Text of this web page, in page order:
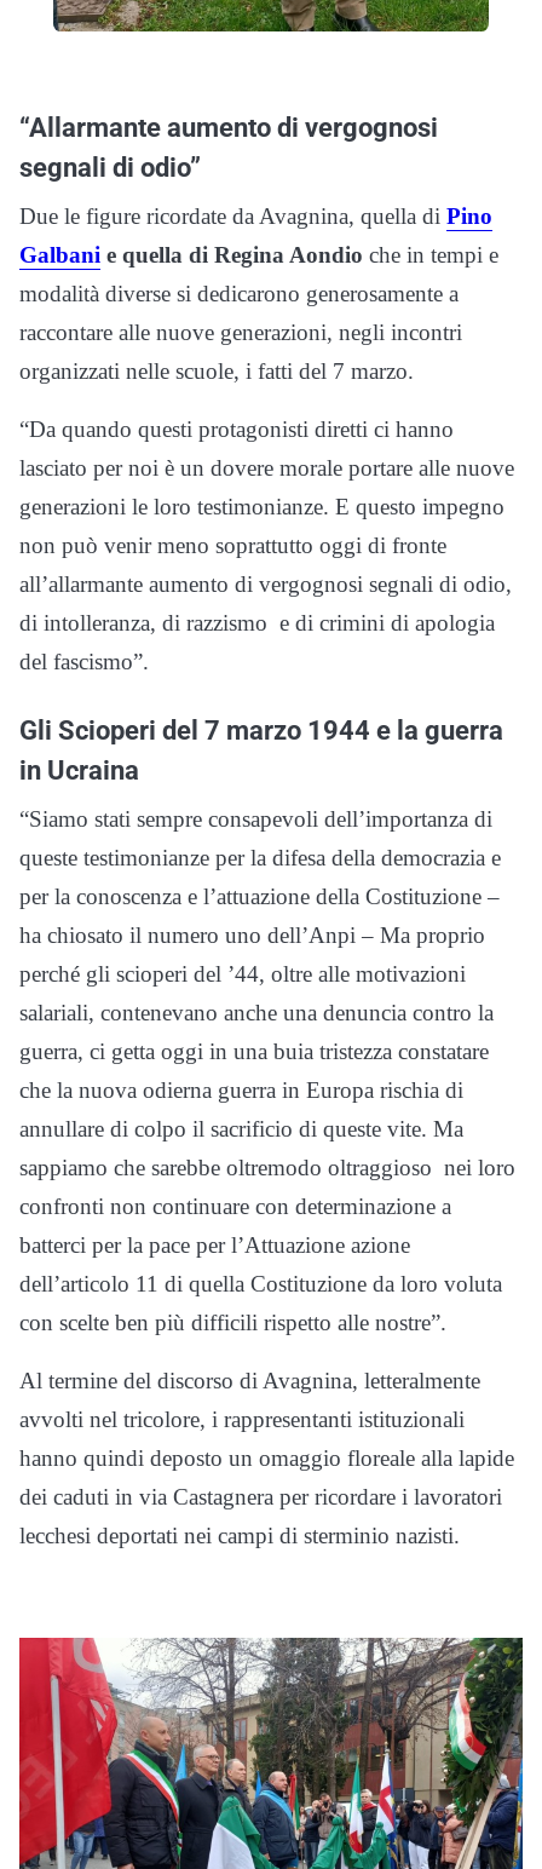
“Allarmante aumento di vergognosi
segnali di odio”
Due le figure ricordate da Avagnina, quella di Pino
Galbani e quella di Regina Aondio che in tempi e
modalità diverse si dedicarono generosamente a
raccontare alle nuove generazioni, negli incontri
organizzati nelle scuole, i fatti del 7 marzo.
“Da quando questi protagonisti diretti ci hanno
lasciato per noi è un dovere morale portare alle nuove
generazioni le loro testimonianze. E questo impegno
non può venir meno soprattutto oggi di fronte
all’allarmante aumento di vergognosi segnali di odio,
di intolleranza, di razzismo e di crimini di apologia
del fascismo”.
Gli Scioperi del 7 marzo 1944 e la guerra
in Ucraina
“Siamo stati sempre consapevoli dell’importanza di
queste testimonianze per la difesa della democrazia e
per la conoscenza e l’attuazione della Costituzione –
ha chiosato il numero uno dell’Anpi – Ma proprio
perché gli scioperi del ’44, oltre alle motivazioni
salariali, contenevano anche una denuncia contro la
guerra, ci getta oggi in una buia tristezza constatare
che la nuova odierna guerra in Europa rischia di
annullare di colpo il sacrificio di queste vite. Ma
sappiamo che sarebbe oltremodo oltraggioso nei loro
confronti non continuare con determinazione a
batterci per la pace per l’Attuazione azione
dell’articolo 11 di quella Costituzione da loro voluta
con scelte ben più difficili rispetto alle nostre”.
Al termine del discorso di Avagnina, letteralmente
avvolti nel tricolore, i rappresentanti istituzionali
hanno quindi deposto un omaggio floreale alla lapide
dei caduti in via Castagnera per ricordare i lavoratori
lecchesi deportati nei campi di sterminio nazisti.